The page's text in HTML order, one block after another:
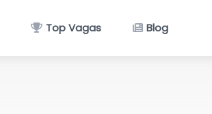
Top Vagas Blog